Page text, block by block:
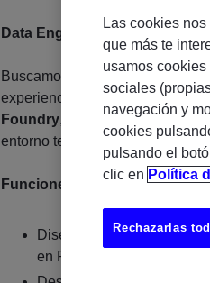
Data Engineer / Consultant –
Buscamos un/a Data Engineer
experiencia en proyectos de
Foundry, para incorporarse a
entorno tecnológico innovador.
Funciones
Diseño, desarrollo y
en Palantir Foundry.
Las cookies
que más te
usamos
sociales
navegación y
cookies
pulsando el
clic en Política
Rechazarlas